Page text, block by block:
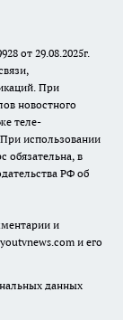
от 29.08.2025г.
При
новостного
теле-
использовании
обязательна, в
РФ об
и
и его
данных